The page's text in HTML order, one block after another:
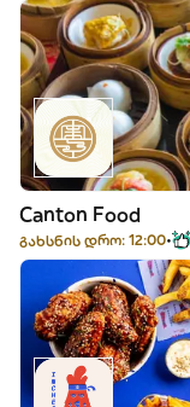
Canton Food
გახსნის დრო: 12:00